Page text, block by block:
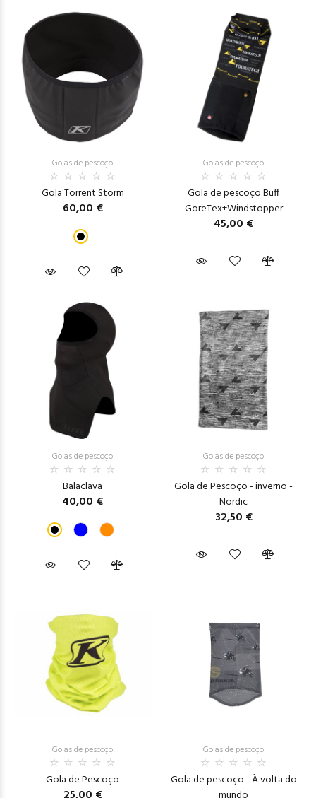
Golas de pescoço
Gola Torrent Storm
60,00 €
Golas de pescoço
Gola de pescoço Buff
GoreTex+Windstopper
45,00 €
Golas de pescoço
Balaclava
40,00 €
Golas de pescoço
Gola de Pescoço - inverno -
Nordic
32,50 €
Golas de pescoço
Gola de Pescoço
Golas de pescoço
Gola de pescoço - À volta do